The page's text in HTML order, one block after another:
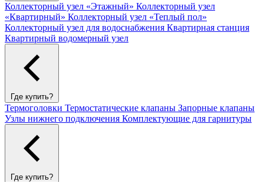
Коллекторный узел «Этажный» Коллекторный узел
«Квартирный» Коллекторный узел «Теплый пол»
Коллекторный узел для водоснабжения Квартирная станция
Квартирный водомерный узел
Где купить?
Термоголовки Термостатические клапаны Запорные клапаны
Узлы нижнего подключения Комплектующие для гарнитуры
Где купить?